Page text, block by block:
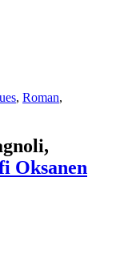
, Roman,
Oksanen